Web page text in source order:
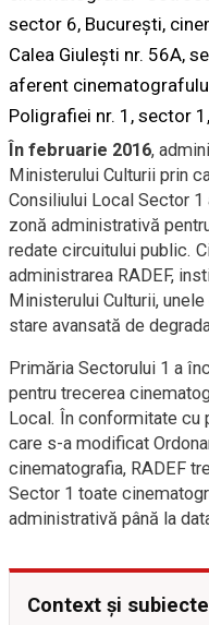
sector 6, Bucureşti,
Calea Giuleşti nr. 56A,
aferent
Poligrafiei nr. 1, sector
În februarie 2016,
Ministerului Culturii prin
Consiliului Local Sector
zonă administrativă
redate circuitului public.
administrarea RADEF,
Ministerului Culturii,
stare avansată de
Primăria Sectorului 1 a
pentru trecerea
Local. În conformitate cu
care s-a modificat
cinematografia, RADEF
Sector 1 toate
administrativă până la
Context și